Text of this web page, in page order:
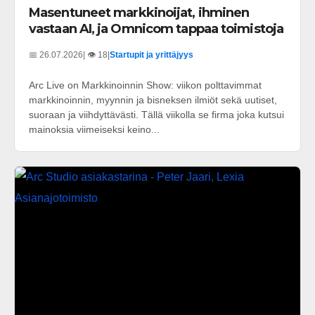
Masentuneet markkinoijat, ihminen
vastaan AI, ja Omnicom tappaa toimistoja
📅 26.07.2026 | 👁️ 18 Startupit ja yrittäjyys
Arc Live on Markkinoinnin Show: viikon polttavimmat
markkinoinnin, myynnin ja bisneksen ilmiöt sekä uutiset,
suoraan ja viihdyttävästi. Tällä viikolla se firma joka kutsui
mainoksia viimeiseksi keino...